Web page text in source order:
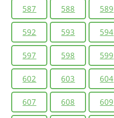
587 588 589
592 593 594
597 598 599
602 603 604
607 608 609